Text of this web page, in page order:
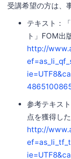
受講希望の方は、
テキスト：
ト」FOM出
http://
参考テキス
点を獲得し
http://